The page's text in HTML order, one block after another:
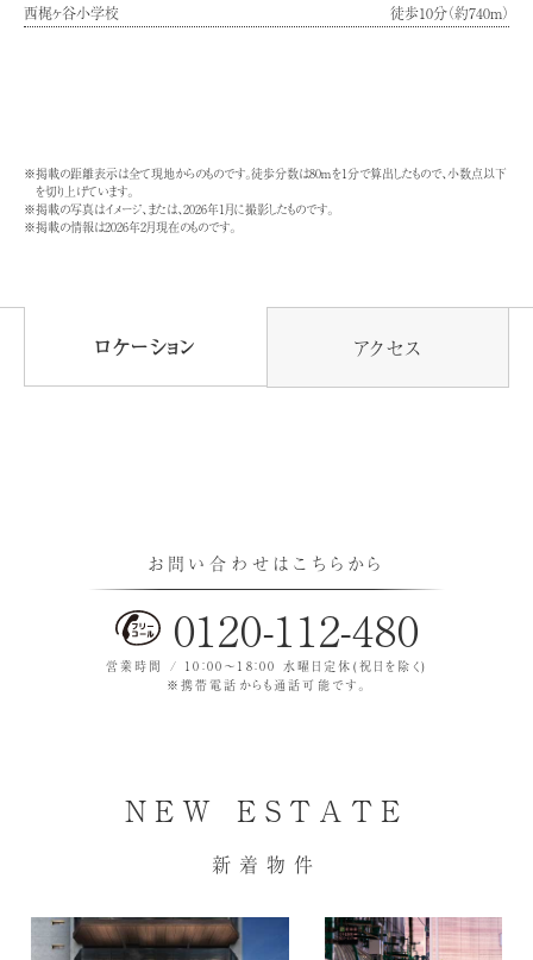
西梶ヶ谷小学校
徒歩10分（約740m）
※掲載の距離表示は全て現地からのものです。徒歩分数は80ｍを1分で算出したもので、小数点以下
を切り上げています。
※掲載の写真はイメージ、または、2026年1月に撮影したものです。
※掲載の情報は2026年2月現在のものです。
ロケーション アクセス
お問い合わせはこちらから
0120-112-480
営業時間 / 10：00〜18：00 水曜日定休(祝日を除く)
※携帯電話からも通話可能です。
NEW ESTATE
新着物件